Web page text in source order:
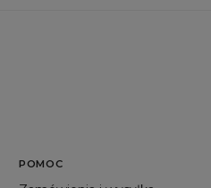
POMOC